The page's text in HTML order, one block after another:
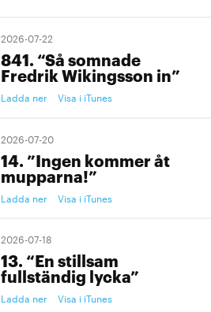
2026-07-22
841. “Så somnade
Fredrik Wikingsson in”
Ladda ner Visa i iTunes
2026-07-20
14. ”Ingen kommer åt
mupparna!”
Ladda ner Visa i iTunes
2026-07-18
13. “En stillsam
fullständig lycka”
Ladda ner Visa i iTunes